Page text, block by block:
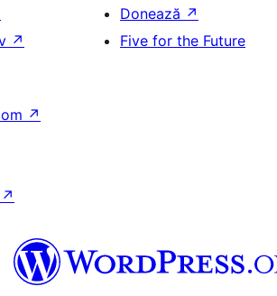
↗
Donează ↗
Five for the Future
↗
↗